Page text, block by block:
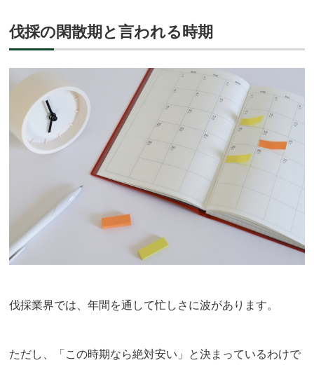
伐採の閑散期と言われる時期
伐採業界では、年間を通して忙しさに波があります。
ただし、「この時期なら絶対安い」と決まっているわけで